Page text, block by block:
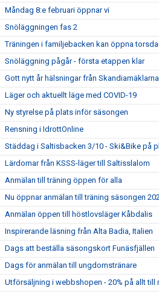
Måndag 8:e februari öppnar vi
Snöläggningen fas 2
Träningen i familjebacken kan öppna
Snöläggning pågår - första etappen klar
Gott nytt år hälsningar från
Läger och aktuellt läge med COVID-19
Ny styrelse på plats inför säsongen
Rensning i IdrottOnline
Städdag i Saltisbacken 3/10 - Ski&Bike på
Lärdomar från KSSS-läger till Saltisslalom
Anmälan till träning öppen för alla
Nu öppnar anmälan till träning säsongen
Anmälan öppen till höstlovsläger Kåbdalis
Inspirerande läsning från Alta Badia, Italien
Dags att beställa säsongskort Funäsfjällen
Dags för anmälan till ungdomstränare
Utförsäljning i webbshopen - 20% på allt till